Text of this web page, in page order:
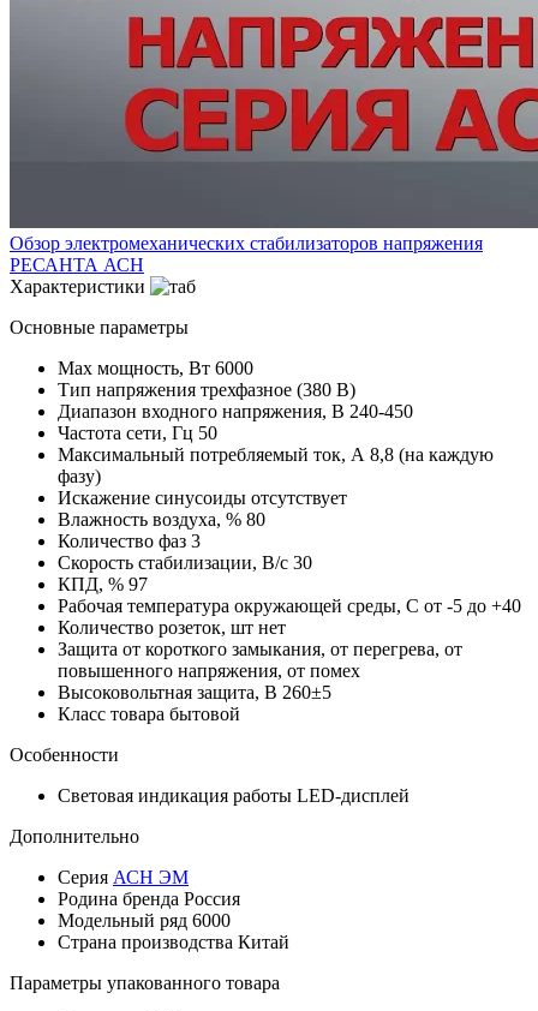
Обзор электромеханических стабилизаторов напряжения
РЕСАНТА АСН
Характеристики
Основные параметры
Max мощность, Вт 6000
Тип напряжения трехфазное (380 В)
Диапазон входного напряжения, В 240-450
Частота сети, Гц 50
Максимальный потребляемый ток, А 8,8 (на каждую
фазу)
Искажение синусоиды отсутствует
Влажность воздуха, % 80
Количество фаз 3
Скорость стабилизации, В/с 30
КПД, % 97
Рабочая температура окружающей среды, C от -5 до +40
Количество розеток, шт нет
Защита от короткого замыкания, от перегрева, от
повышенного напряжения, от помех
Высоковольтная защита, В 260±5
Класс товара бытовой
Особенности
Световая индикация работы LED-дисплей
Дополнительно
Серия АСН ЭМ
Родина бренда Россия
Модельный ряд 6000
Страна производства Китай
Параметры упакованного товара